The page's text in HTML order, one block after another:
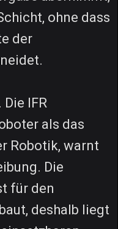
ohne dass
der
IFR
als das
Robotik, warnt
Die
für den
deshalb liegt